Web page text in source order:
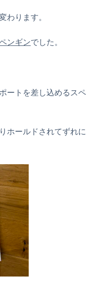
わります。
ンギンでした。
ートを差し込めるスペ
ホールドされてずれに